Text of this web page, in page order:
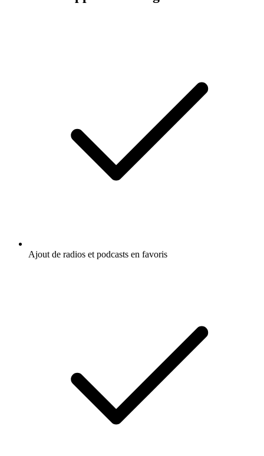
Ajout de radios et podcasts en favoris